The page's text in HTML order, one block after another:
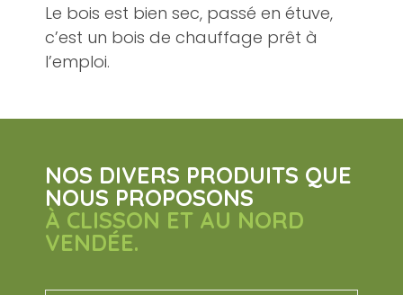
Le bois est bien sec, passé en étuve,
c’est un bois de chauffage prêt à
l’emploi.
NOS DIVERS PRODUITS QUE
NOUS PROPOSONS
À CLISSON ET AU NORD
VENDÉE.